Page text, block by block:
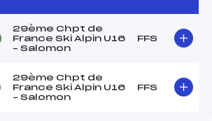
29ème Chpt de
France Ski Alpin U16
– Salomon
FFS
29ème Chpt de
France Ski Alpin U16
– Salomon
FFS